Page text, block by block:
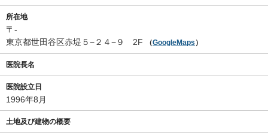
所在地
〒-
東京都世田谷区赤堤５−２４−９ 2F
（GoogleMaps ）
医院長名
医院設立日
1996年8月
土地及び建物の概要